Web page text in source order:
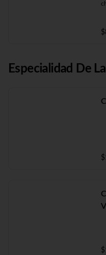
Especialidad De